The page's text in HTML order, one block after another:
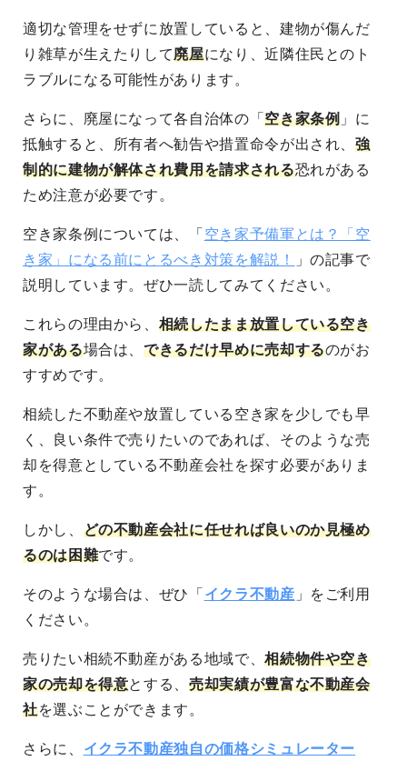
適切な管理をせずに放置していると、建物が傷んだ
り雑草が生えたりして廃屋になり、近隣住民とのト
ラブルになる可能性があります。
さらに、廃屋になって各自治体の「空き家条例 」に
抵触すると、
所有者へ勧告や措置命令が出され、強
制的に建物が解体され費用を請求される恐れがある
ため注意が必要です。
空き家条例については、「 空き家予備軍とは？「空
き家」になる前にとるべき対策を解説！
」の記事で
説明しています。ぜひ一読してみてください。
これらの理由から、 相続したまま放置している空き
家がある場合は、できるだけ早めに売却するのがお
すすめです。
相続した不動産や放置している空き家を少しでも早
く、良い条件で売りたいのであれば、そのような売
却を得意としている不動産会社を探す必要がありま
す。
しかし、 どの不動産会社に任せれば良いのか見極め
るのは困難です。
そのような場合は、ぜひ「 イクラ不動産 」をご利用
ください。
売りたい相続不動産がある地域で、相続物件や空き
家の売却を得意とする、売却実績が豊富な不動産会
社を選ぶことができます。
さらに、 イクラ不動産独自の価格シミュレーター